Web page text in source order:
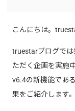
こんにちは。
truestarブログで
ただく企画を実施
v6.4の新機能であ
果をご紹介します。